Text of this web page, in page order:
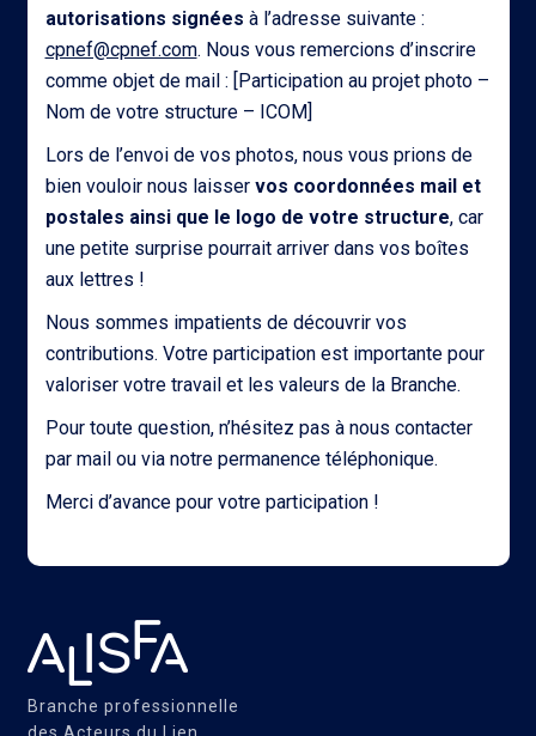
autorisations signées à l’adresse suivante :
cpnef@cpnef.com. Nous vous remercions d’inscrire
comme objet de mail : [Participation au projet photo –
Nom de votre structure – ICOM]
Lors de l’envoi de vos photos, nous vous prions de
bien vouloir nous laisser vos coordonnées mail et
postales ainsi que le logo de votre structure, car
une petite surprise pourrait arriver dans vos boîtes
aux lettres !
Nous sommes impatients de découvrir vos
contributions. Votre participation est importante pour
valoriser votre travail et les valeurs de la Branche.
Pour toute question, n’hésitez pas à nous contacter
par mail ou via notre permanence téléphonique.
Merci d’avance pour votre participation !
Branche professionnelle